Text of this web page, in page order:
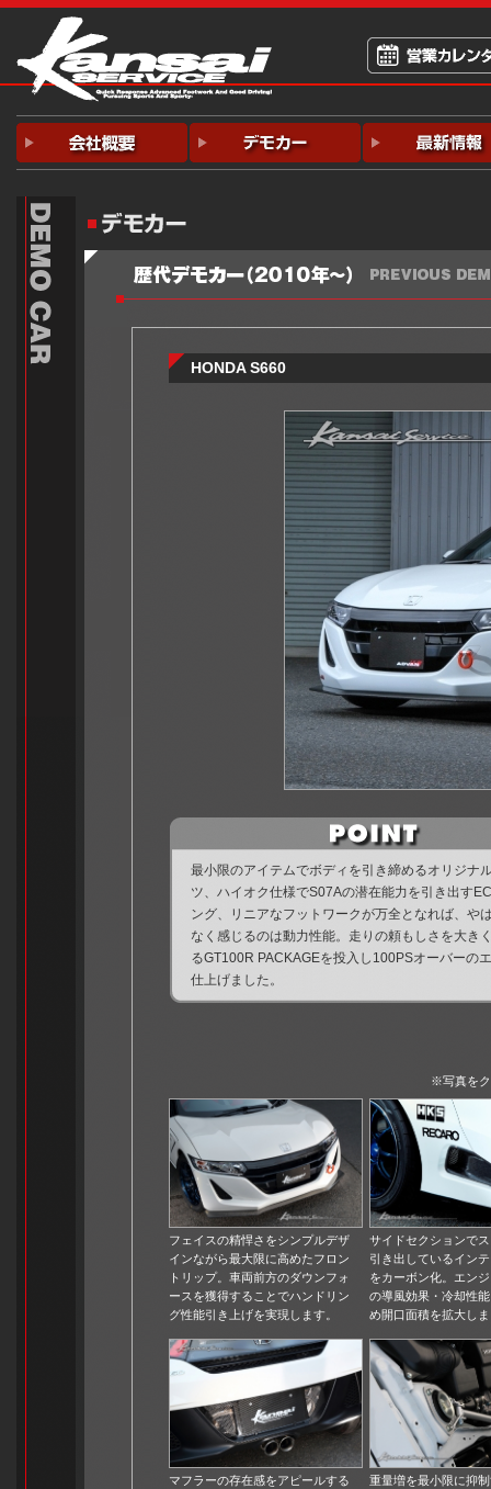
HONDA S660
最小限のアイテムでボディを引き締めるオリジナ
ツ、ハイオク仕様でS07Aの潜在能力を引き出す
ング、リニアなフットワークが万全となれば、や
なく感じるのは動力性能。走りの頼もしさを大き
るGT100R PACKAGEを投入し100PSオーバーの
仕上げました。
※写真をク
フェイスの精悍さをシンプルデザ
インながら最大限に高めたフロン
トリップ。車両前方のダウンフォ
ースを獲得することでハンドリン
グ性能引き上げを実現します。
サイドセクションで
引き出しているイン
をカーボン化。エン
の導風効果・冷却性
め開口面積を拡大し
マフラーの存在感をアピールする
重量増を最小限に抑